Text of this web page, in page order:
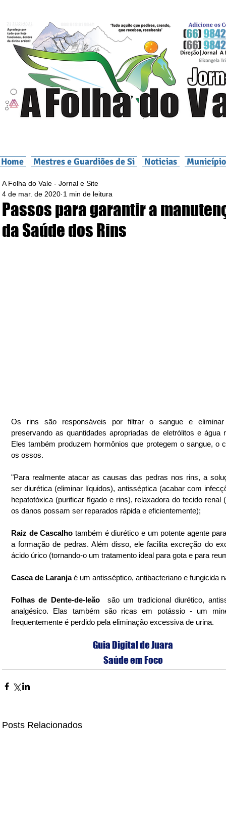
Home Mestres e Guardiões de Si Noticias
Passos para garantir a
da Saúde dos Rins
A Folha do Vale - Jornal e Site
4 de mar. de 2020 1 min de leitura
Os rins são responsáveis por filtrar o sangue e eliminar
preservando as quantidades apropriadas de eletrólitos e água
Eles também produzem hormônios que protegem o sangue, o
os ossos.
"Para realmente atacar as causas das pedras nos rins, a
ser diurética (eliminar líquidos), antisséptica (acabar com
hepatotóxica (purificar fígado e rins), relaxadora do tecido renal
os danos possam ser reparados rápida e eficientemente);
Raiz de Cascalho também é diurético e um potente agente
a formação de pedras. Além disso, ele facilita excreção do
ácido úrico (tornando-o um tratamento ideal para gota e para
Casca de Laranja é um antisséptico, antibacteriano e fungicida
Folhas de Dente-de-leão
são um tradicional diurético,
analgésico. Elas também são ricas em potássio - um
frequentemente é perdido pela eliminação excessiva de urina.
Guia Digital de Juara
Saúde em Foco
Posts Relacionados